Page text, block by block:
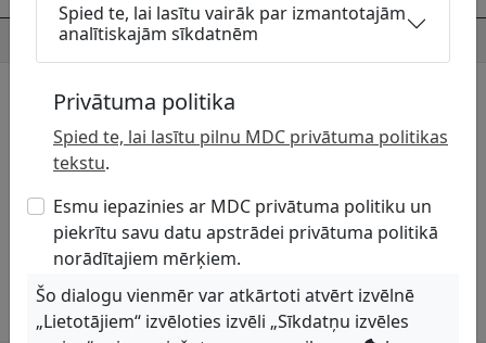
Uldis Juškevičs
27844359
Ar uzņēmumu skaņojamās komunikāciju
grupas
Meliorācijas tīkli
Spied te, lai lasītu vairāk par izmantotajām
analītiskajām sīkdatnēm
Privātuma politika
Spied te, lai lasītu pilnu MDC privātuma politikas
tekstu.
Esmu iepazinies ar MDC privātuma politiku un
piekrītu savu datu apstrādei privātuma politikā
norādītajiem mērķiem.
Šo dialogu vienmēr var atkārtoti atvērt izvēlnē
„Lietotājiem“ izvēloties izvēli „Sīkdatņu izvēles